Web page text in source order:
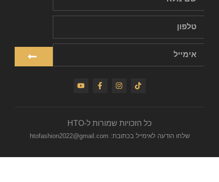
כל הזכויות שמורות ל-HTO
שלחו הודעה לאימייל בכתובת: htofashion2022@gmail.com